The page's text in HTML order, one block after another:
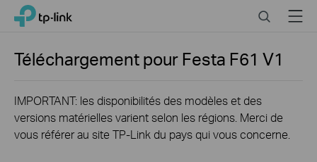
Click
the
navigation
TP-Link, Reliably Smart SearchMenu
Téléchargement pour Festa F61 V1
IMPORTANT: les disponibilités des modèles et des
versions matérielles varient selon les régions. Merci de
vous référer au site TP-Link du pays qui vous concerne.